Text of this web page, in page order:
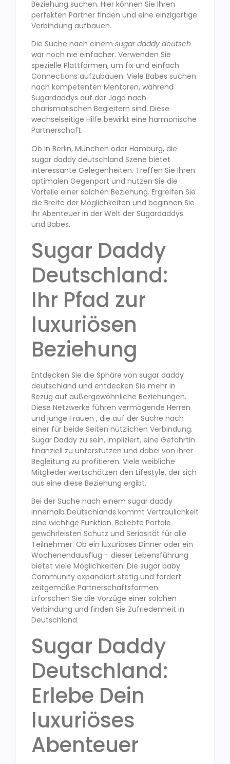
Beziehung suchen. Hier können Sie Ihren
perfekten Partner finden und eine einzigartige
Verbindung aufbauen.
Die Suche nach einem sugar daddy deutsch
war noch nie einfacher. Verwenden Sie
spezielle Plattformen, um fix und einfach
Connections aufzubauen. Viele Babes suchen
nach kompetenten Mentoren, während
Sugardaddys auf der Jagd nach
charismatischen Begleitern sind. Diese
wechselseitige Hilfe bewirkt eine harmonische
Partnerschaft.
Ob in Berlin, München oder Hamburg, die
sugar daddy deutschland Szene bietet
interessante Gelegenheiten. Treffen Sie Ihren
optimalen Gegenpart und nutzen Sie die
Vorteile einer solchen Beziehung. Ergreifen Sie
die Breite der Möglichkeiten und beginnen Sie
Ihr Abenteuer in der Welt der Sugardaddys
und Babes.
Sugar Daddy
Deutschland:
Ihr Pfad zur
luxuriösen
Beziehung
Entdecken Sie die Sphäre von sugar daddy
deutschland und entdecken Sie mehr in
Bezug auf außergewöhnliche Beziehungen.
Diese Netzwerke führen vermögende Herren
und junge Frauen , die auf der Suche nach
einer für beide Seiten nützlichen Verbindung.
Sugar Daddy zu sein, impliziert, eine Gefährtin
finanziell zu unterstützen und dabei von ihrer
Begleitung zu profitieren. Viele weibliche
Mitglieder wertschätzen den Lifestyle, der sich
aus eine diese Beziehung ergibt.
Bei der Suche nach einem sugar daddy
innerhalb Deutschlands kommt Vertraulichkeit
eine wichtige Funktion. Beliebte Portale
gewährleisten Schutz und Seriosität für alle
Teilnehmer. Ob ein luxuriöses Dinner oder ein
Wochenendausflug – dieser Lebensführung
bietet viele Möglichkeiten. Die sugar baby
Community expandiert stetig und fördert
zeitgemäße Partnerschaftsformen.
Erforschen Sie die Vorzüge einer solchen
Verbindung und finden Sie Zufriedenheit in
Deutschland.
Sugar Daddy
Deutschland:
Erlebe Dein
luxuriöses
Abenteuer